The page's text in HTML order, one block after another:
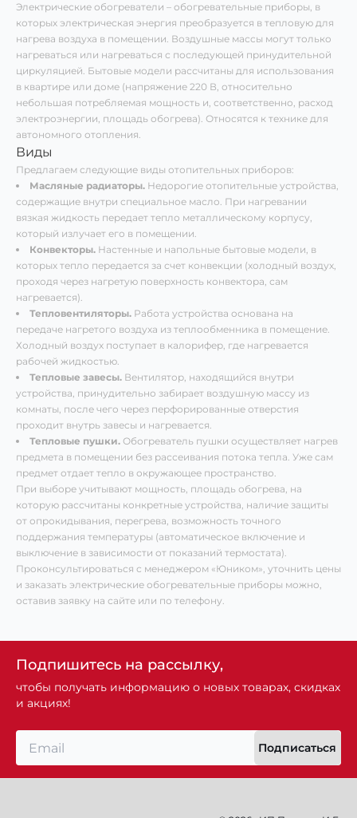
Электрические обогреватели – обогревательные приборы, в
которых электрическая энергия преобразуется в тепловую для
нагрева воздуха в помещении. Воздушные массы могут только
нагреваться или нагреваться с последующей принудительной
циркуляцией. Бытовые модели рассчитаны для использования
в квартире или доме (напряжение 220 В, относительно
небольшая потребляемая мощность и, соответственно, расход
электроэнергии, площадь обогрева). Относятся к технике для
автономного отопления.
Виды
Предлагаем следующие виды отопительных приборов:
Масляные радиаторы. Недорогие отопительные устройства,
содержащие внутри специальное масло. При нагревании
вязкая жидкость передает тепло металлическому корпусу,
который излучает его в помещении.
Конвекторы. Настенные и напольные бытовые модели, в
которых тепло передается за счет конвекции (холодный воздух,
проходя через нагретую поверхность конвектора, сам
нагревается).
Тепловентиляторы. Работа устройства основана на
передаче нагретого воздуха из теплообменника в помещение.
Холодный воздух поступает в калорифер, где нагревается
рабочей жидкостью.
Тепловые завесы. Вентилятор, находящийся внутри
устройства, принудительно забирает воздушную массу из
комнаты, после чего через перфорированные отверстия
проходит внутрь завесы и нагревается.
Тепловые пушки. Обогреватель пушки осуществляет нагрев
предмета в помещении без рассеивания потока тепла. Уже сам
предмет отдает тепло в окружающее пространство.
При выборе учитывают мощность, площадь обогрева, на
которую рассчитаны конкретные устройства, наличие защиты
от опрокидывания, перегрева, возможность точного
поддержания температуры (автоматическое включение и
выключение в зависимости от показаний термостата).
Проконсультироваться с менеджером «Юником», уточнить цены
и заказать электрические обогревательные приборы можно,
оставив заявку на сайте или по телефону.
Подпишитесь на рассылку,
чтобы получать информацию о новых товарах, скидках
и акциях!
Подписаться